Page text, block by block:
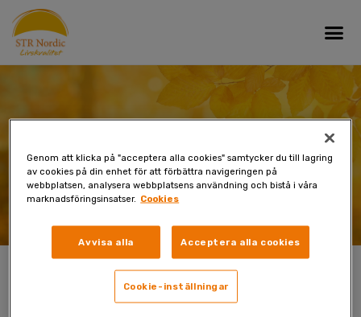
content
Takk for din bestilling!
Vi er i gang med å prossesere din ordre og vil sende din pakke
Genom att klicka på "acceptera alla cookies" samtycker du till lagring
av cookies på din enhet för att förbättra navigeringen på
webbplatsen, analysera webbplatsens användning och bistå i våra
marknadsföringsinsatser. Cookies
Avvisa alla Acceptera alla cookies
Cookie-inställningar